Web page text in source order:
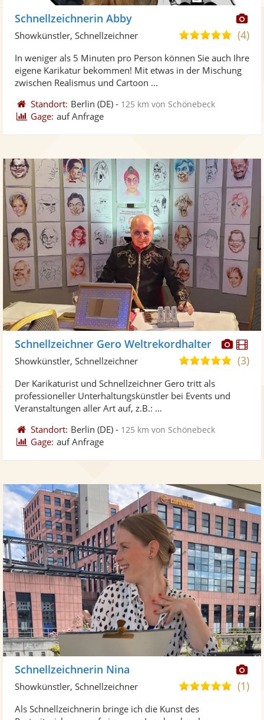
Schnellzeichnerin Abby
5,0
5
Sternen
(4)
Showkünstler, Schnellzeichner
In weniger als 5 Minuten pro Person können Sie auch Ihre
eigene Karikatur bekommen! Mit etwas in der Mischung
zwischen Realismus und Cartoon ...
Standort: Berlin (DE) - 125 km von Schönebeck
Gage: auf Anfrage
Schnellzeichner Gero Weltrekordhalter
5,0(3)
Showkünstler, Schnellzeichner
Der Karikaturist und Schnellzeichner Gero tritt als
professioneller Unterhaltungskünstler bei Events und
Veranstaltungen aller Art auf, z.B.: ...
Standort: Berlin (DE) - 125 km von Schönebeck
Gage: auf Anfrage
Schnellzeichnerin Nina
5,0(1)
Showkünstler, Schnellzeichner
Als Schnellzeichnerin bringe ich die Kunst des